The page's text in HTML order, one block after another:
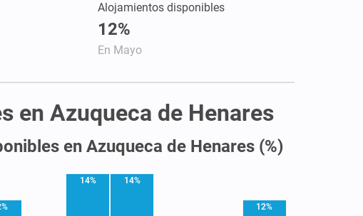
Alojamientos disponibles
12%
En Mayo
en Azuqueca de Henares
en Azuqueca de Henares (%)
14% 14%
12%